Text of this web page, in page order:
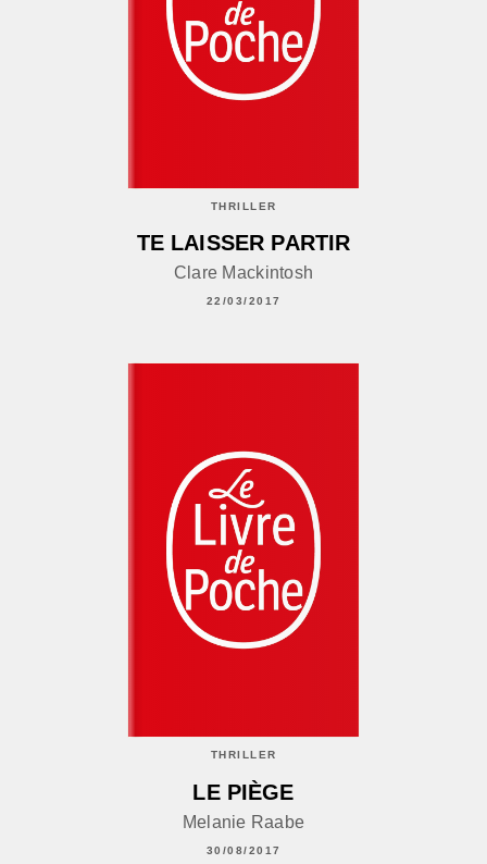
THRILLER
TE LAISSER PARTIR
Clare Mackintosh
22/03/2017
THRILLER
LE PIÈGE
Melanie Raabe
30/08/2017